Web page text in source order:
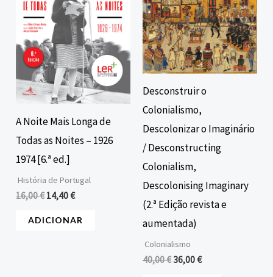
A Noite Mais Longa de
Todas as Noites – 1926
1974 [6.ª ed.]
História de Portugal
16,00€ 14,40€
ADICIONAR
Desconstruir o
Colonialismo,
Descolonizar o Imaginário
/ Desconstructing
Colonialism,
Descolonising Imaginary
(2.ª Edição revista e
aumentada)
Colonialismo
40,00€36,00€